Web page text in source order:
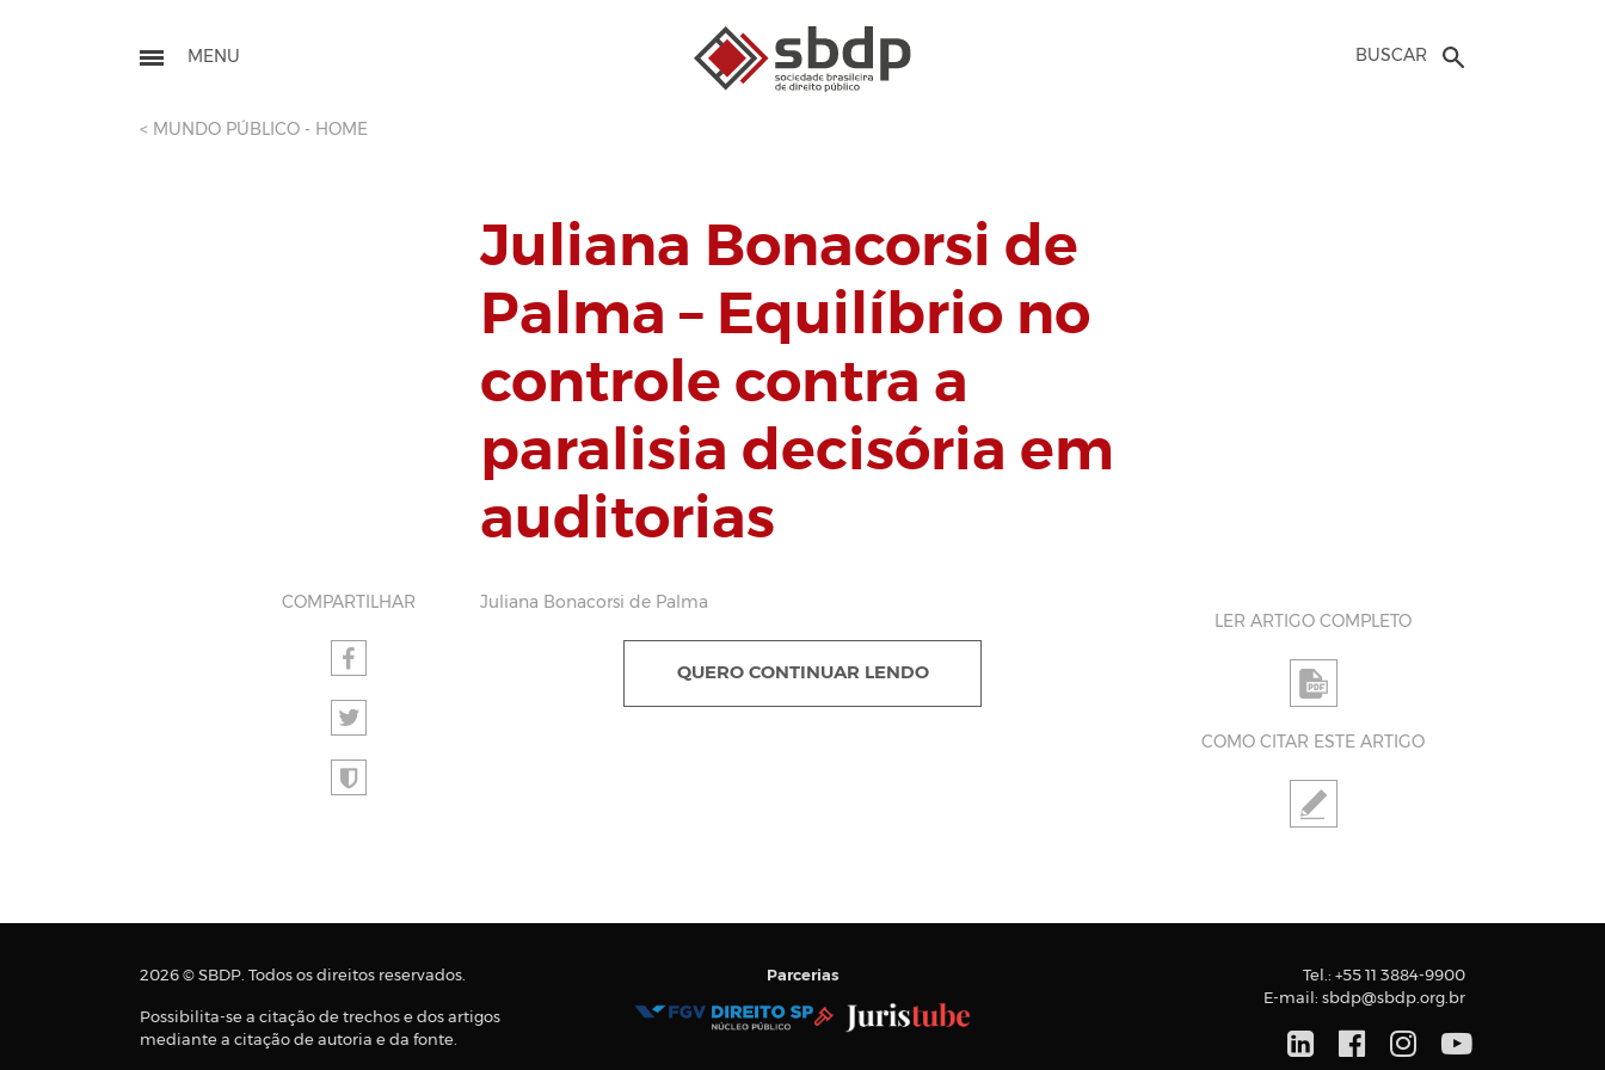
BUSCAR
< MUNDO PÚBLICO - HOME
Juliana Bonacorsi de
Palma – Equilíbrio no
controle contra a
paralisia decisória em
auditorias
COMPARTILHAR Juliana Bonacorsi de Palma
QUERO CONTINUAR LENDO
LER ARTIGO COMPLETO
COMO CITAR ESTE ARTIGO
2026 © SBDP. Todos os direitos reservados.
Possibilita-se a citação de trechos e dos artigos
mediante a citação de autoria e da fonte.
Parcerias Tel.: +55 11 3884-9900
E-mail: sbdp@sbdp.org.br